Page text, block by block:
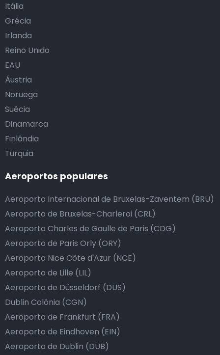
Itália
Grécia
Irlanda
Reino Unido
EAU
Áustria
Noruega
Suécia
Dinamarca
Finlândia
Turquia
Aeroportos populares
Aeroporto Internacional de Bruxelas-Zaventem (BRU)
Aeroporto de Bruxelas-Charleroi (CRL)
Aeroporto Charles de Gaulle de Paris (CDG)
Aeroporto de Paris Orly (ORY)
Aeroporto Nice Côte d'Azur (NCE)
Aeroporto de Lille (LIL)
Aeroporto de Düsseldorf (DUS)
Dublin Colónia (CGN)
Aeroporto de Frankfurt (FRA)
Aeroporto de Eindhoven (EIN)
Aeroporto de Dublin (DUB)